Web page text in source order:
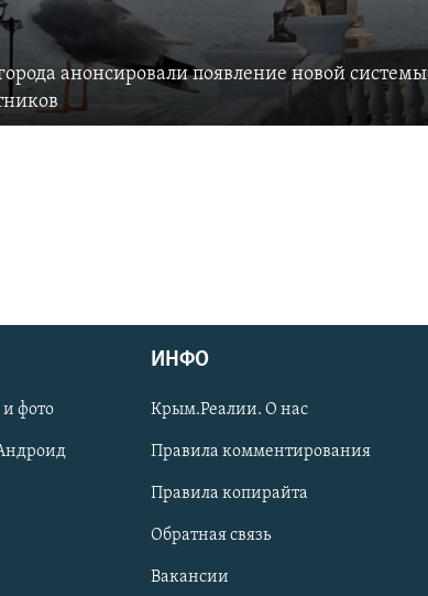
анонсировали появление новой системы
фото
ИНФО
Крым.Реалии. О нас
Правила комментирования
Правила копирайта
Обратная связь
Вакансии